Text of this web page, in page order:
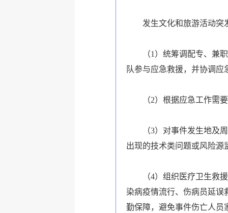
发生文化和旅游活动突
（1）统筹调配专、兼
队参与应急救援，并协调
（2）根据应急工作需
（3）对事件发生地及
出现的技术类问题或风险源
（4）组织医疗卫生救
染病疫情流行、伤病员延误
勤保障，避免事件伤亡人员